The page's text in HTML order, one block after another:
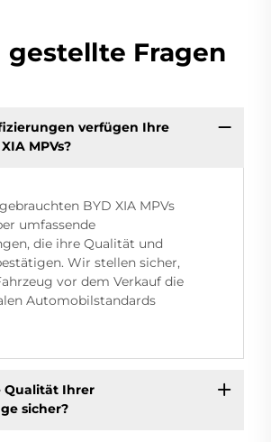
gestellte Fragen
verfügen Ihre
MPVs?
BYD XIA MPVs
umfassende
die ihre Qualität und
Wir stellen sicher,
vor dem Verkauf die
Automobilstandards
Qualität Ihrer
sicher?